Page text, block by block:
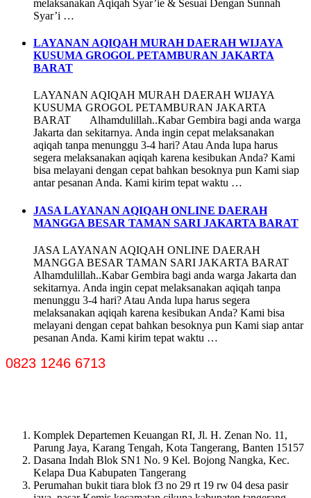
melaksanakan Aqiqah Syar’ie & Sesuai Dengan Sunnah
Syar’i …
LAYANAN AQIQAH MURAH DAERAH WIJAYA
KUSUMA GROGOL PETAMBURAN JAKARTA
BARAT
LAYANAN AQIQAH MURAH DAERAH WIJAYA
KUSUMA GROGOL PETAMBURAN JAKARTA
BARAT Alhamdulillah..Kabar Gembira bagi anda warga
Jakarta dan sekitarnya. Anda ingin cepat melaksanakan
aqiqah tanpa menunggu 3-4 hari? Atau Anda lupa harus
segera melaksanakan aqiqah karena kesibukan Anda? Kami
bisa melayani dengan cepat bahkan besoknya pun Kami siap
antar pesanan Anda. Kami kirim tepat waktu …
JASA LAYANAN AQIQAH ONLINE DAERAH
MANGGA BESAR TAMAN SARI JAKARTA BARAT
JASA LAYANAN AQIQAH ONLINE DAERAH
MANGGA BESAR TAMAN SARI JAKARTA BARAT
Alhamdulillah..Kabar Gembira bagi anda warga Jakarta dan
sekitarnya. Anda ingin cepat melaksanakan aqiqah tanpa
menunggu 3-4 hari? Atau Anda lupa harus segera
melaksanakan aqiqah karena kesibukan Anda? Kami bisa
melayani dengan cepat bahkan besoknya pun Kami siap antar
pesanan Anda. Kami kirim tepat waktu …
0823 1246 6713
Komplek Departemen Keuangan RI, Jl. H. Zenan No. 11,
Parung Jaya, Karang Tengah, Kota Tangerang, Banten 15157
Dasana Indah Blok SN1 No. 9 Kel. Bojong Nangka, Kec.
Kelapa Dua Kabupaten Tangerang
Perumahan bukit tiara blok f3 no 29 rt 19 rw 04 desa pasir